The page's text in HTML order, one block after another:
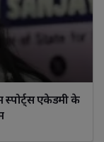
अभिनंदन, 'हर घर
स्पोर्ट्स एकेडमी के